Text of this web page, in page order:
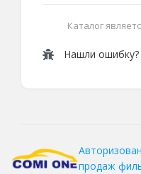
Каталог
Нашли ошибку?
продаж